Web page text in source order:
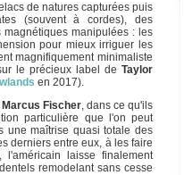
de natures capturées puis
(souvent à cordes), des
manipulées : les
pour mieux irriguer les
magnifiquement minimaliste
le précieux label de Taylor
en 2017).
Marcus Fischer, dans ce qu'ils
particulière que l'on peut
une maîtrise quasi totale des
derniers entre eux, à les faire
l'américain laisse finalement
remodelant sans cesse